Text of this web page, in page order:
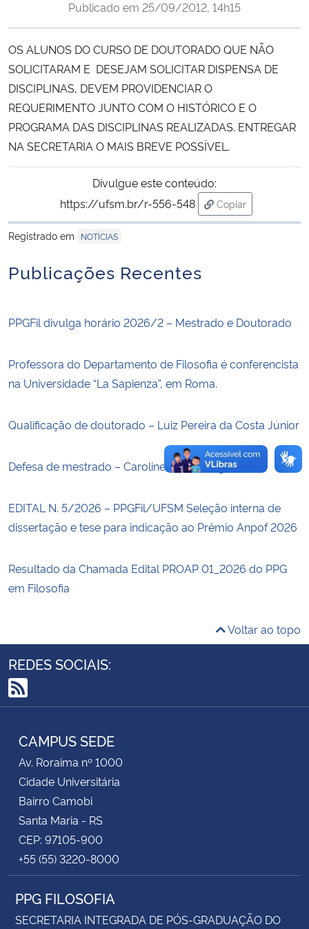
Ministério da Cidadania
Ministério da Saúde
Ministério de Minas e Energia
Ministério da Ciência, Tecnologia, Inovações e Comunicações
Ministério do Desenvolvimento Regional
Controladoria-Geral da União
Secretaria de Governo
Planalto
Publicado em 25/09/2012, 14h15
OS ALUNOS DO CURSO DE DOUTORADO QUE NÃO
SOLICITARAM E DESEJAM SOLICITAR DISPENSA DE
DISCIPLINAS, DEVEM PROVIDENCIAR O
REQUERIMENTO JUNTO COM O HISTÓRICO E O
PROGRAMA DAS DISCIPLINAS REALIZADAS. ENTREGAR
NA SECRETARIA O MAIS BREVE POSSÍVEL.
Divulgue este conteúdo:
https://ufsm.br/r-556-548
Copiar
para área de
Registrado em
NOTÍCIAS
Publicações Recentes
PPGFil divulga horário 2026/2 – Mestrado e Doutorado
Professora do Departamento de Filosofia é conferencista
na Universidade “La Sapienza”, em Roma.
Qualificação de doutorado – Luiz Pereira da Costa Júnior
Defesa de mestrado – Caroline Friess Braga
EDITAL N. 5/2026 – PPGFil/UFSM Seleção interna de
dissertação e tese para indicação ao Prêmio Anpof 2026
Resultado da Chamada Edital PROAP 01_2026 do PPG
em Filosofia
Voltar ao topo
REDES SOCIAIS:
RSS
CAMPUS SEDE
Av. Roraima nº 1000
Cidade Universitária
Bairro Camobi
Santa Maria - RS
CEP: 97105-900
+55 (55) 3220-8000
PPG FILOSOFIA
SECRETARIA INTEGRADA DE PÓS-GRADUAÇÃO DO